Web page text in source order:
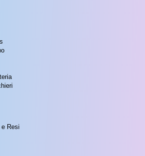
Resi